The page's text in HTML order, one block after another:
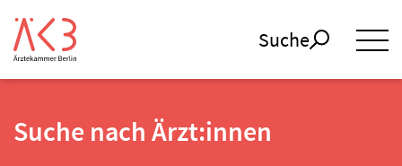
Suche
Suche nach Ärzt:innen